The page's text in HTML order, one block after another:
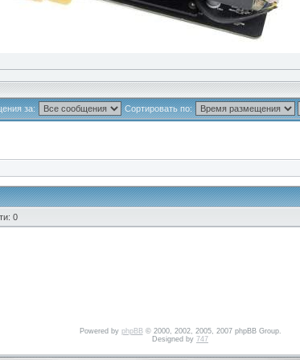
за: Сортировать по:
0
Powered by phpBB© 2000, 2002, 2005, 2007 phpBB Group.
Designed by 747